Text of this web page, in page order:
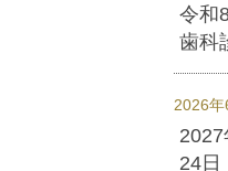
令和
歯科
2026年
2027
24